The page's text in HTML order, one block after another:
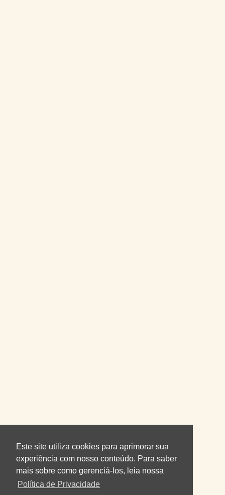
Este site utiliza cookies para aprimorar sua
experiência com nosso conteúdo. Para saber
mais sobre como gerenciá-los, leia nossa
Política de Privacidade